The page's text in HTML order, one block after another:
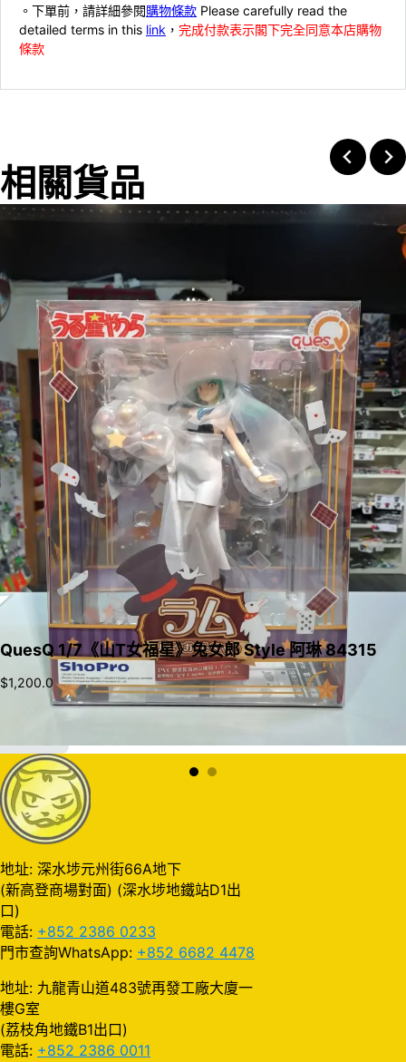
。下單前，請詳細參閱購物條款 Please carefully read the
detailed terms in this link ， 完成付款表示閣下完全同意本店購物
條款
相關貨品
QuesQ 1/7《山T女福星》兔女郎 Style 阿琳 84315
$1,200.0
地址: 深水埗元州街66A地下
(新高登商場對面) (深水埗地鐵站D1出
口)
電話: +852 2386 0233
門市查詢WhatsApp: +852 6682 4478
地址: 九龍青山道483號再發工廠大廈一
樓G室
(荔枝角地鐵B1出口)
電話: +852 2386 0011